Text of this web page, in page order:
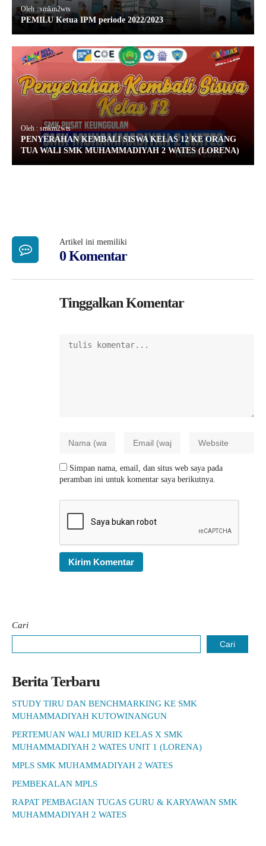
Oleh : smkm2wts
PEMILU Ketua IPM periode 2022/2023
Oleh : smkm2wts
PENYERAHAN KEMBALI SISWA KELAS 12 KE ORANG
TUA WALI SMK MUHAMMADIYAH 2 WATES (LORENA)
Artikel ini memiliki
0 Komentar
Tinggalkan Komentar
Simpan nama, email, dan situs web saya pada
peramban ini untuk komentar saya berikutnya.
Cari
Cari
Berita Terbaru
STUDY TIRU DAN BENCHMARKING KE SMK
MUHAMMADIYAH KUTOWINANGUN
PERTEMUAN WALI MURID KELAS X SMK
MUHAMMADIYAH 2 WATES UNIT 1 (LORENA)
MPLS SMK MUHAMMADIYAH 2 WATES
PEMBEKALAN MPLS
RAPAT PEMBAGIAN TUGAS GURU & KARYAWAN SMK
MUHAMMADIYAH 2 WATES